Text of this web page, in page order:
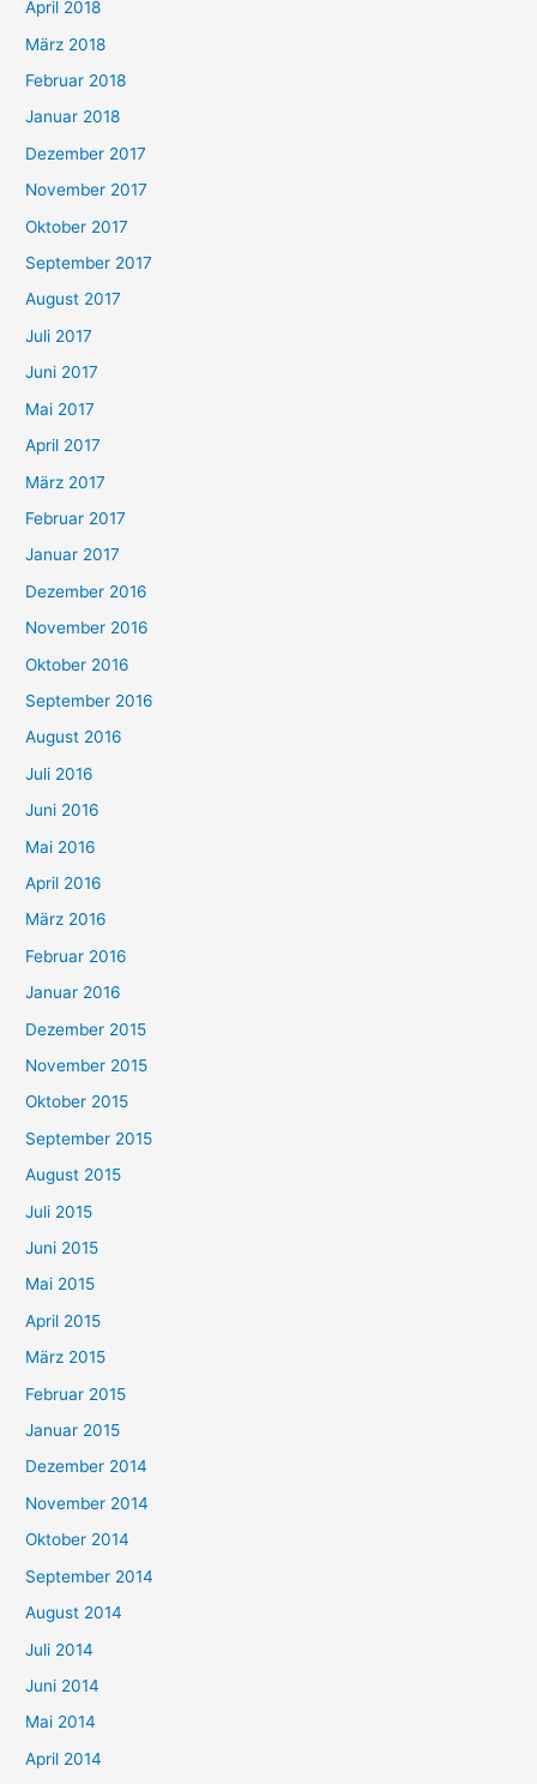
April 2018
März 2018
Februar 2018
Januar 2018
Dezember 2017
November 2017
Oktober 2017
September 2017
August 2017
Juli 2017
Juni 2017
Mai 2017
April 2017
März 2017
Februar 2017
Januar 2017
Dezember 2016
November 2016
Oktober 2016
September 2016
August 2016
Juli 2016
Juni 2016
Mai 2016
April 2016
März 2016
Februar 2016
Januar 2016
Dezember 2015
November 2015
Oktober 2015
September 2015
August 2015
Juli 2015
Juni 2015
Mai 2015
April 2015
März 2015
Februar 2015
Januar 2015
Dezember 2014
November 2014
Oktober 2014
September 2014
August 2014
Juli 2014
Juni 2014
Mai 2014
April 2014